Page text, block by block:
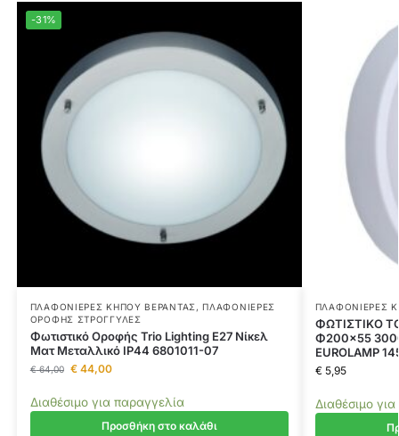
-31%
ΠΛΑΦΟΝΙΈΡΕΣ ΚΉΠΟΥ ΒΕΡΆΝΤΑΣ ,ΠΛΑΦΟΝΙΈΡΕΣ
ΟΡΟΦΉΣ ΣΤΡΟΓΓΥΛΈΣ
Φωτιστικό Οροφής Trio Lighting E27 Νίκελ
Ματ Μεταλλικό IP44 6801011-07
€64,00 €44,00
Διαθέσιμο για παραγγελία
Προσθήκη στο καλάθι
ΠΛΑΦΟΝΙΈΡΕΣ
ΦΩΤΙΣΤΙΚΟ
Φ200×55
EUROLAMP
€5,95
Διαθέσιμο